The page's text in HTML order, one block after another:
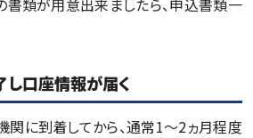
口座情報が届く
に到着してから、通常1〜2ヵ月程度